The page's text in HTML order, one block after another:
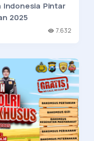
Indonesia Pintar
2025
7.632